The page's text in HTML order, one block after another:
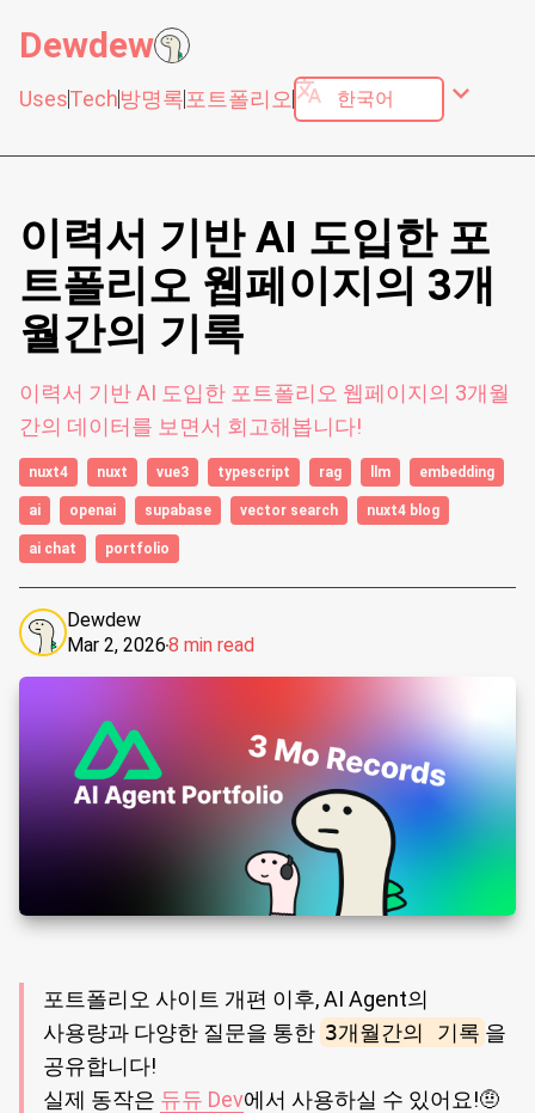
Dewdew
UsesTech방명록포트폴리오translate expand_more
이력서 기반 AI 도입한 포
트폴리오 웹페이지의 3개
월간의 기록
이력서 기반 AI 도입한 포트폴리오 웹페이지의 3개월
간의 데이터를 보면서 회고해봅니다!
nuxt4 nuxt vue3 typescript rag llm embedding
ai openai supabase vector search nuxt4 blog
ai chat portfolio
Dewdew
Mar 2, 20268 min read
포트폴리오 사이트 개편 이후, AI Agent의
사용량과 다양한 질문을 통한 3개월간의 기록 을
공유합니다!
실제 동작은 듀듀 Dev에서 사용하실 수 있어요!🤨